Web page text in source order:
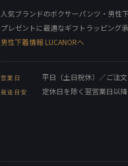
人気ブランドのボクサーパンツ・男性下
プレゼントに最適なギフトラッピング承
男性下着情報 LUCANORへ
営業日 平日（土日祝休）／ご注
発送目安 定休日を除く翌営業日以降